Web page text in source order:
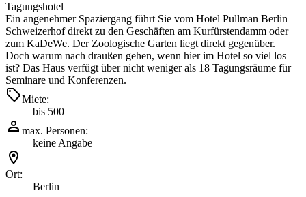
Tagungshotel
Ein angenehmer Spaziergang führt Sie vom Hotel Pullman Berlin
Schweizerhof direkt zu den Geschäften am Kurfürstendamm oder
zum KaDeWe. Der Zoologische Garten liegt direkt gegenüber.
Doch warum nach draußen gehen, wenn hier im Hotel so viel los
ist? Das Haus verfügt über nicht weniger als 18 Tagungsräume für
Seminare und Konferenzen.
Miete:
bis 500
max. Personen:
keine Angabe
Ort:
Berlin